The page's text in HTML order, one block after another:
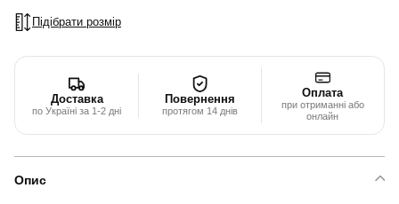
Підібрати розмір
Доставка
по Україні за 1-2 дні
Повернення
протягом 14 днів
Оплата
при отриманні або
онлайн
Опис